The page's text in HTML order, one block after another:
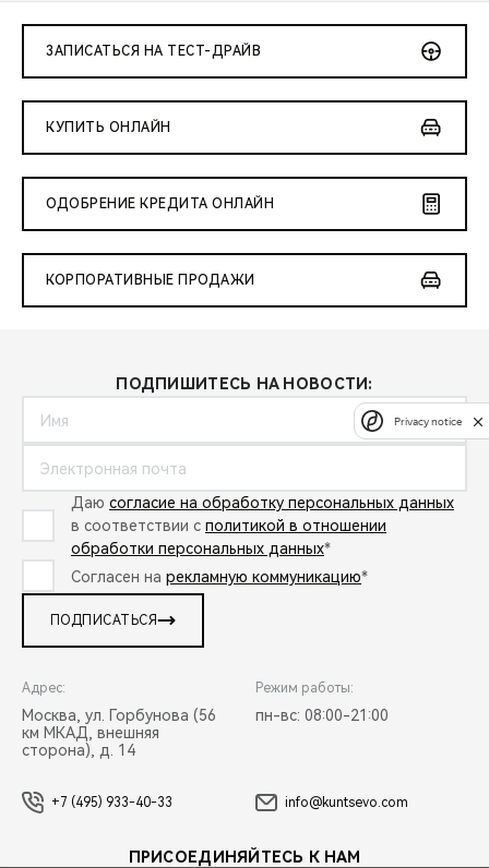
ЗАПИСАТЬСЯ НА ТЕСТ-ДРАЙВ
КУПИТЬ ОНЛАЙН
ОДОБРЕНИЕ КРЕДИТА ОНЛАЙН
КОРПОРАТИВНЫЕ ПРОДАЖИ
ПОДПИШИТЕСЬ НА НОВОСТИ:
Даю согласие на обработку персональных данных
в соответствии с политикой в отношении
обработки персональных данных*
Согласен на рекламную коммуникацию*
ПОДПИСАТЬСЯ
Адрес:
Москва, ул. Горбунова (56
км МКАД, внешняя
сторона), д. 14
Режим работы:
пн-вс: 08:00-21:00
+7 (495) 933-40-33 info@kuntsevo.com
ПРИСОЕДИНЯЙТЕСЬ К НАМ
Privacy notice